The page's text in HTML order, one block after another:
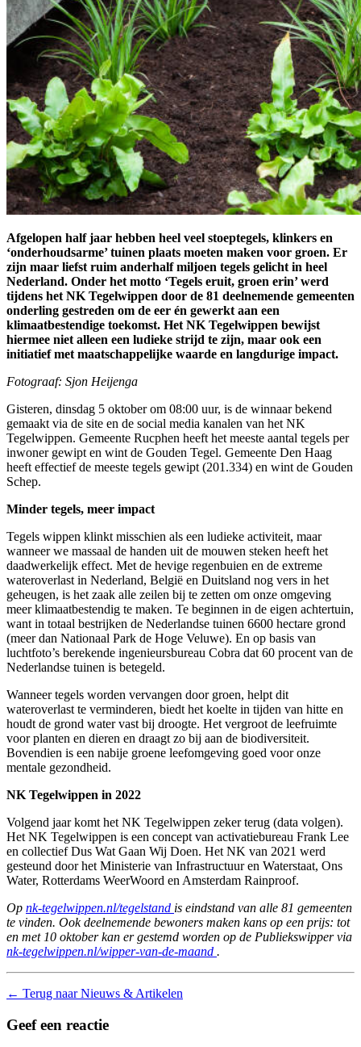
Afgelopen half jaar hebben heel veel stoeptegels, klinkers en
‘onderhoudsarme’ tuinen plaats moeten maken voor groen. Er
zijn maar liefst ruim anderhalf miljoen tegels gelicht in heel
Nederland. Onder het motto ‘Tegels eruit, groen erin’ werd
tijdens het NK Tegelwippen door de 81 deelnemende gemeenten
onderling gestreden om de eer én gewerkt aan een
klimaatbestendige toekomst. Het NK Tegelwippen bewijst
hiermee niet alleen een ludieke strijd te zijn, maar ook een
initiatief met maatschappelijke waarde en langdurige impact.
Fotograaf: Sjon Heijenga
Gisteren, dinsdag 5 oktober om 08:00 uur, is de winnaar bekend
gemaakt via de site en de social media kanalen van het NK
Tegelwippen. Gemeente Rucphen heeft het meeste aantal tegels per
inwoner gewipt en wint de Gouden Tegel. Gemeente Den Haag
heeft effectief de meeste tegels gewipt (201.334) en wint de Gouden
Schep.
Minder tegels, meer impact
Tegels wippen klinkt misschien als een ludieke activiteit, maar
wanneer we massaal de handen uit de mouwen steken heeft het
daadwerkelijk effect. Met de hevige regenbuien en de extreme
wateroverlast in Nederland, België en Duitsland nog vers in het
geheugen, is het zaak alle zeilen bij te zetten om onze omgeving
meer klimaatbestendig te maken. Te beginnen in de eigen achtertuin,
want in totaal bestrijken de Nederlandse tuinen 6600 hectare grond
(meer dan Nationaal Park de Hoge Veluwe). En op basis van
luchtfoto’s berekende ingenieursbureau Cobra dat 60 procent van de
Nederlandse tuinen is betegeld.
Wanneer tegels worden vervangen door groen, helpt dit
wateroverlast te verminderen, biedt het koelte in tijden van hitte en
houdt de grond water vast bij droogte. Het vergroot de leefruimte
voor planten en dieren en draagt zo bij aan de biodiversiteit.
Bovendien is een nabije groene leefomgeving goed voor onze
mentale gezondheid.
NK Tegelwippen in 2022
Volgend jaar komt het NK Tegelwippen zeker terug (data volgen).
Het NK Tegelwippen is een concept van activatiebureau Frank Lee
en collectief Dus Wat Gaan Wij Doen. Het NK van 2021 werd
gesteund door het Ministerie van Infrastructuur en Waterstaat, Ons
Water, Rotterdams WeerWoord en Amsterdam Rainproof.
Op nk-tegelwippen.nl/tegelstand is eindstand van alle 81 gemeenten
te vinden. Ook deelnemende bewoners maken kans op een prijs: tot
en met 10 oktober kan er gestemd worden op de Publiekswipper via
nk-tegelwippen.nl/wipper-van-de-maand .
← Terug naar Nieuws & Artikelen
Geef een reactie